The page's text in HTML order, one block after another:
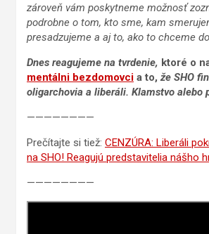
zároveň vám poskytneme možnosť
podrobne o tom, kto sme, kam
presadzujeme a aj to, ako to chceme
Dnes reagujeme na tvrdenie, ktoré o
mentálni bezdomovci a to,že SHO
oligarchovia a liberáli. Klamstvo alebo
————————
Prečítajte si tiež: CENZÚRA: Liberáli
na SHO! Reagujú predstavitelia nášho
————————